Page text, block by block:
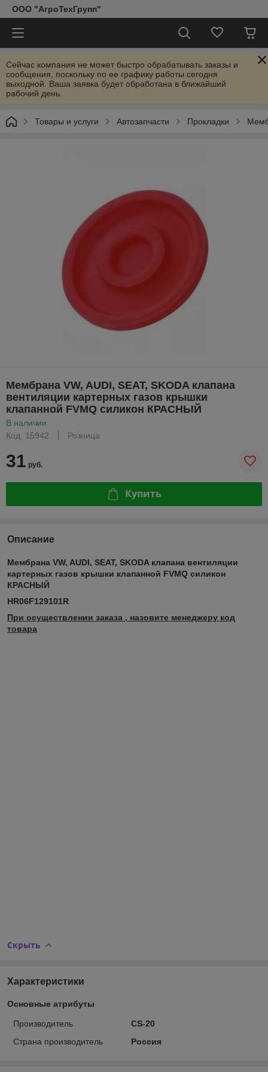
ООО "АгроТехГрупп"
Сейчас компания не может быстро обрабатывать заказы и
сообщения, поскольку по ее графику работы сегодня
выходной. Ваша заявка будет обработана в ближайший
рабочий день.
Товары и услуги Автозапчасти Прокладки
Мембрана VW, AUDI, SEAT, SKODA клапана
вентиляции картерных газов крышки
клапанной FVMQ силикон КРАСНЫЙ
В наличии
Код: 15942
Розница
31 руб.
Купить
Описание
Мембрана VW, AUDI, SEAT, SKODA клапана вентиляции
картерных газов крышки клапанной FVMQ силикон
КРАСНЫЙ
HR06F129101R
При осуществлении заказа , назовите менеджеру код
товара
Скрыть
Характеристики
Основные атрибуты
Производитель
CS-20
Страна производитель
Россия